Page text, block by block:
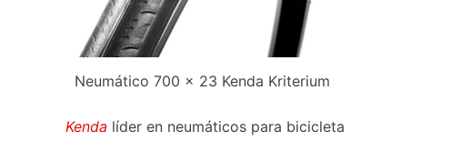
Neumático 700 x 23 Kenda Kriterium
Kenda líder en neumáticos para bicicleta